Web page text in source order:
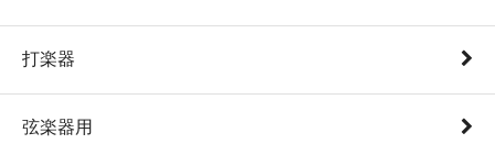
打楽器
弦楽器用